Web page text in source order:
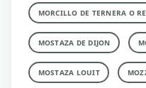
MORCILLO DE TERNERA O
MOSTAZA DE DIJON
MOSTAZA LOUIT